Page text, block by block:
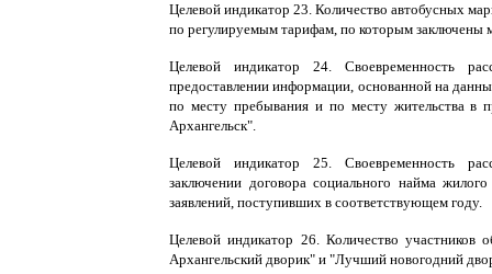
Целевой индикатор 23. Количество автобусных
по регулируемым тарифам, по которым заключены
Целевой индикатор 24. Своевременность
предоставлении информации, основанной на
по месту пребывания и по месту жительства в
Архангельск".
Целевой индикатор 25. Своевременность
заключении договора социального найма
заявлений, поступивших в соответствующем году.
Целевой индикатор 26. Количество участников
Архангельский дворик" и "Лучший новогодний